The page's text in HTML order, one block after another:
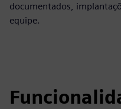
documentados,
equipe.